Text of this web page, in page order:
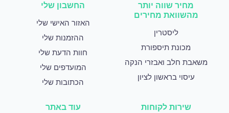
מחיר שווה יותר
מהשוואת מחירים
ליסטרין
מכונת תיספורת
משאבת חלב ואבזרי הנקה
עיסוי בראשון לציון
החשבון שלי
האזור האישי שלי
ההזמנות שלי
חוות הדעת שלי
המועדפים שלי
הכתובות שלי
שירות לקוחות עוד באתר